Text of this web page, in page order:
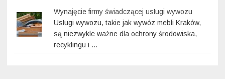
Wynajęcie firmy świadczącej usługi wywozu
Usługi wywozu, takie jak wywóz mebli Kraków,
są niezwykle ważne dla ochrony środowiska,
recyklingu i …